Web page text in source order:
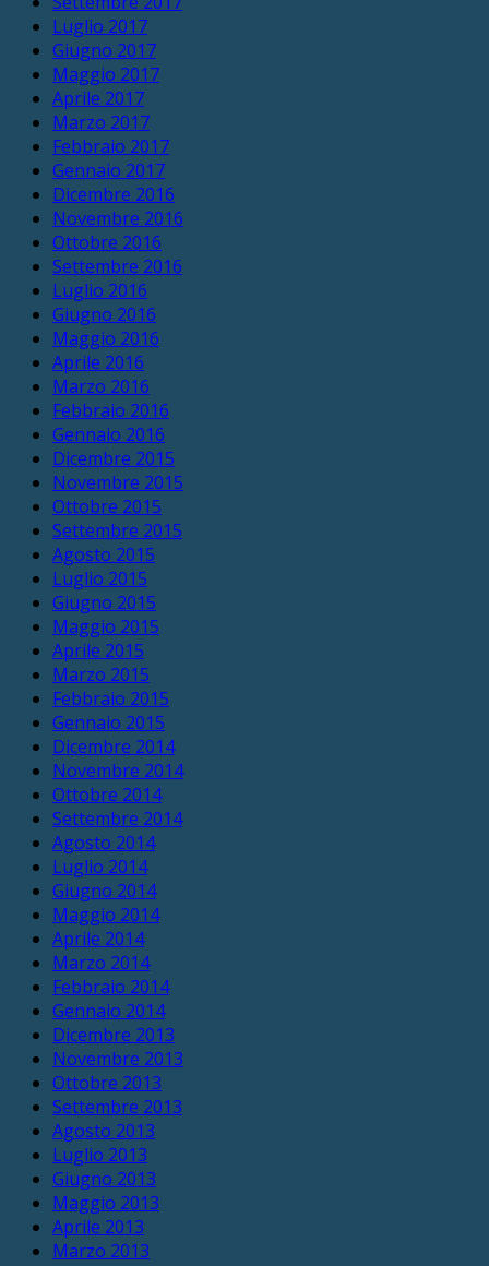
Luglio 2017
Giugno 2017
Maggio 2017
Aprile 2017
Marzo 2017
Febbraio 2017
Gennaio 2017
Dicembre 2016
Novembre 2016
Ottobre 2016
Settembre 2016
Luglio 2016
Giugno 2016
Maggio 2016
Aprile 2016
Marzo 2016
Febbraio 2016
Gennaio 2016
Dicembre 2015
Novembre 2015
Ottobre 2015
Settembre 2015
Agosto 2015
Luglio 2015
Giugno 2015
Maggio 2015
Aprile 2015
Marzo 2015
Febbraio 2015
Gennaio 2015
Dicembre 2014
Novembre 2014
Ottobre 2014
Settembre 2014
Agosto 2014
Luglio 2014
Giugno 2014
Maggio 2014
Aprile 2014
Marzo 2014
Febbraio 2014
Gennaio 2014
Dicembre 2013
Novembre 2013
Ottobre 2013
Settembre 2013
Agosto 2013
Luglio 2013
Giugno 2013
Maggio 2013
Aprile 2013
Marzo 2013